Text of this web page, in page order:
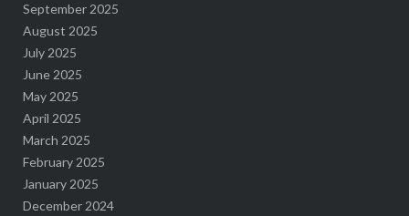
September 2025
August 2025
July 2025
June 2025
May 2025
April 2025
March 2025
February 2025
January 2025
December 2024